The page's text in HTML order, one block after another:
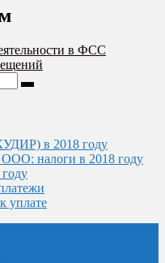
в ФСС
в 2018 году
налоги в 2018 году
уплате